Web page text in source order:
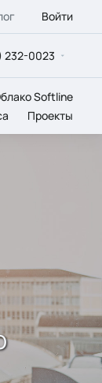
Войти
232-0023
Softline
Проекты